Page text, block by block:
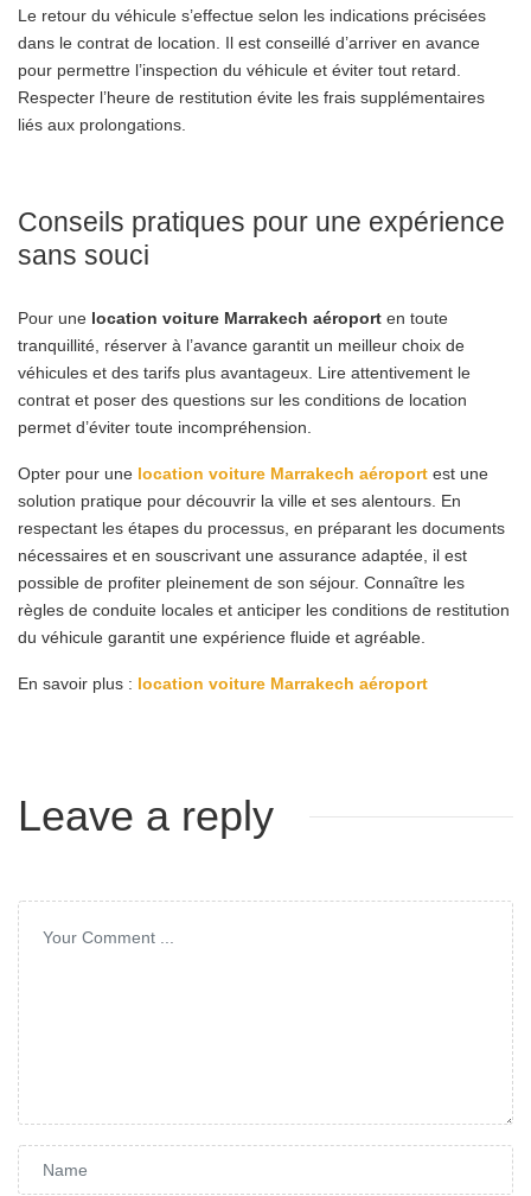
Le retour du véhicule s’effectue selon les indications précisées
dans le contrat de location. Il est conseillé d’arriver en avance
pour permettre l’inspection du véhicule et éviter tout retard.
Respecter l’heure de restitution évite les frais supplémentaires
liés aux prolongations.
Conseils pratiques pour une expérience
sans souci
Pour une location voiture Marrakech aéroport en toute
tranquillité, réserver à l’avance garantit un meilleur choix de
véhicules et des tarifs plus avantageux. Lire attentivement le
contrat et poser des questions sur les conditions de location
permet d’éviter toute incompréhension.
Opter pour une location voiture Marrakech aéroport est une
solution pratique pour découvrir la ville et ses alentours. En
respectant les étapes du processus, en préparant les documents
nécessaires et en souscrivant une assurance adaptée, il est
possible de profiter pleinement de son séjour. Connaître les
règles de conduite locales et anticiper les conditions de restitution
du véhicule garantit une expérience fluide et agréable.
En savoir plus : location voiture Marrakech aéroport
Leave a reply